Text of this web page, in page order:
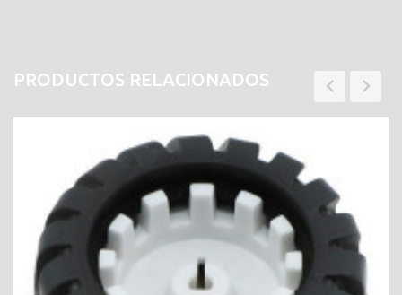
PRODUCTOS RELACIONADOS